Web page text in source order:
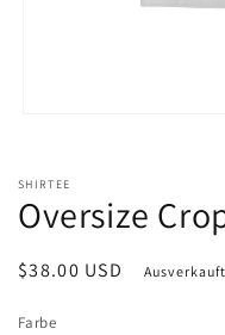
Modal
öffnen
SHIRTEE
Oversize
Normaler
$38.00 USD Ausverkauft
Farbe